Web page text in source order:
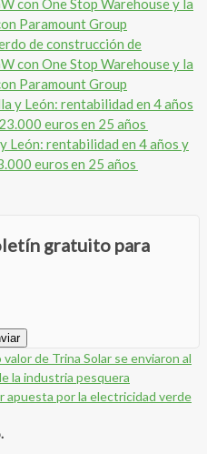
de construcción de
con One Stop Warehouse y la
Paramount Group
León: rentabilidad en 4 años y
euros en 25 años
gratuito para
de Trina Solar se enviaron al
la industria pesquera
apuesta por la electricidad verde